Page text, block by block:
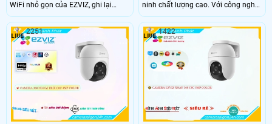
WiFi nhỏ gọn của EZVIZ, ghi lại
những khoảnh khắc ngọt ngào, bảo
vệ gia đình bạn và cập nhật cho bạn
về những gì đang xảy ra ở nhà khi
bạn đi vắng.
ninh chất lượng cao. Với công nghệ
Hồng Ngoại Smart IR, nó cho phép
người dùng xem hình ảnh ban đêm
với chất lượng màu sắc đầy đủ được
trang bị chức năng thu âm và hỗ trợ
lưu trữ lâu hơn với các công nghệ
2251 1422